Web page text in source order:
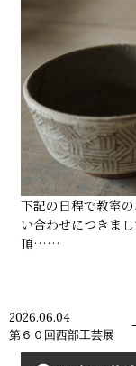
下記の日程で教室
い合わせにつきま
頂……
2026.06.04
第６０回西部工芸展